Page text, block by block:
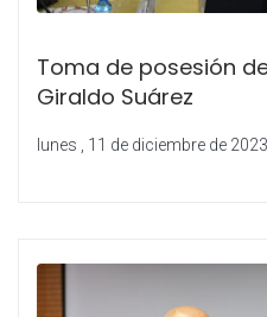
Toma de posesión
Giraldo Suárez
lunes , 11 de diciembre de 2023